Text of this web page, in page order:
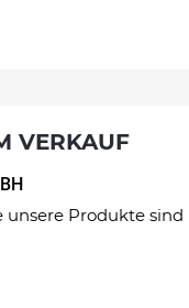
VERKAUF
Produkte sind